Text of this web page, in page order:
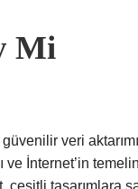
Mi
veri
ve İnternet’in
tasarımlara